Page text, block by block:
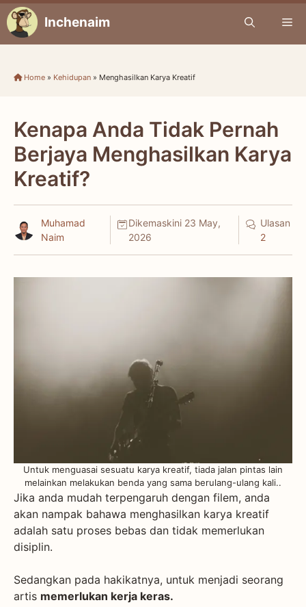
Skip
to
content
Inchenaim
Home » Kehidupan » Menghasilkan Karya Kreatif
Kenapa Anda Tidak Pernah
Berjaya Menghasilkan Karya
Kreatif?
Muhamad
Naim
Dikemaskini 23 May,
2026
Ulasan
2
Untuk menguasai sesuatu karya kreatif, tiada jalan pintas lain
melainkan melakukan benda yang sama berulang-ulang kali..
Jika anda mudah terpengaruh dengan filem, anda
akan nampak bahawa menghasilkan karya kreatif
adalah satu proses bebas dan tidak memerlukan
disiplin.
Sedangkan pada hakikatnya, untuk menjadi seorang
artis memerlukan kerja keras.